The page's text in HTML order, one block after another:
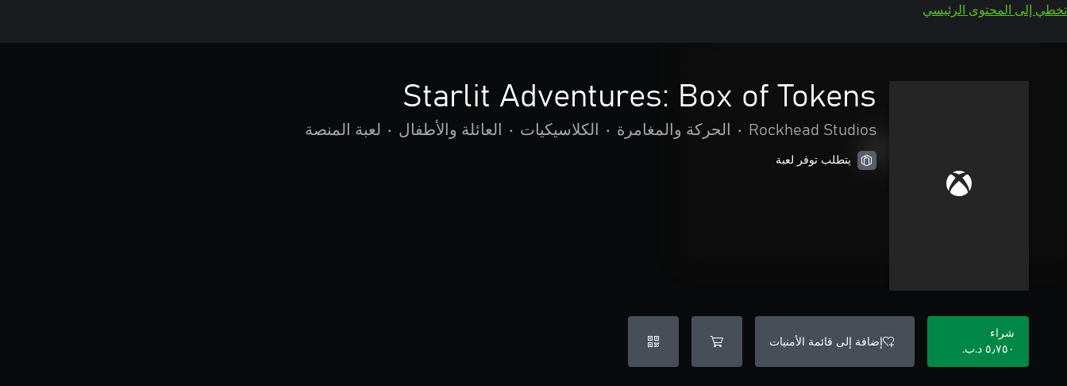
تخطي إلى المحتوى الرئيسي
Starlit Adventures: Box of Tokens
Rockhead Studios
• الحركة والمغامرة • الكلاسيكيات • العائلة والأطفال • لعبة المنصة
يتطلب توفر لعبة
شراء
٥٫٧٥٠ د.ب.‏
إضافة إلى قائمة الأمنيات